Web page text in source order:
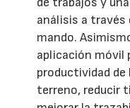
análisis a través
mando.
aplicación móvil
productividad de
terreno, reducir